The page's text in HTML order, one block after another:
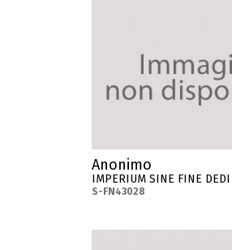
Anonimo
IMPERIUM SINE FINE DEDI
S-FN43028